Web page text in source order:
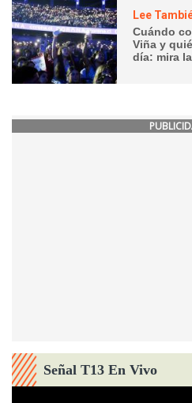
Lee
Cuándo
Viña y
día: mira
Señal T13 En Vivo